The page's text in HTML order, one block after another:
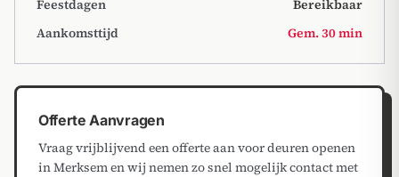
Feestdagen
Bereikbaar
Aankomsttijd
Gem. 30 min
Offerte Aanvragen
Vraag vrijblijvend een offerte aan voor deuren openen
in Merksem en wij nemen zo snel mogelijk contact met